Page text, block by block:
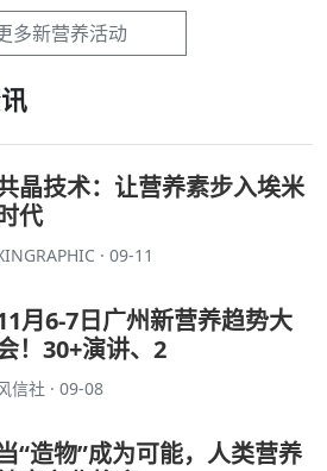
多新营养活动
晶技术：让营养素步入埃米
代
· 09-11
月6-7日广州新营养趋势大
！30+演讲、2
信社 · 09-08
“造物”成为可能，人类营养